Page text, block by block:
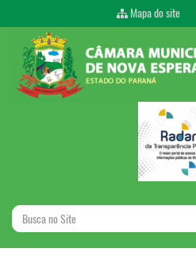
Mapa do site